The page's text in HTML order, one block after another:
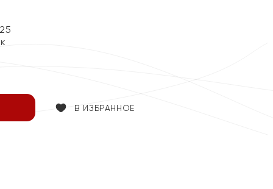
В ИЗБРАННОЕ